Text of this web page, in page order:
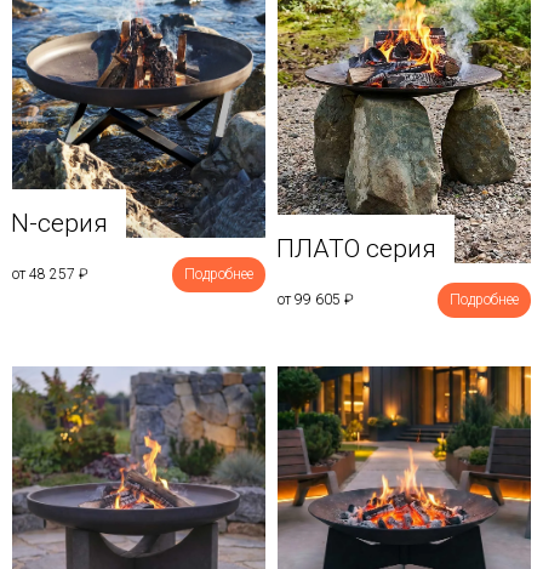
N-серия
от 48 257 ₽ Подробнее
ПЛАТО серия
от 99 605 ₽ Подробнее